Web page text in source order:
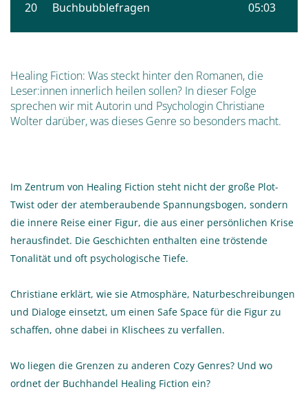
Healing Fiction: Was steckt hinter den Romanen, die
Leser:innen innerlich heilen sollen? In dieser Folge
sprechen wir mit Autorin und Psychologin Christiane
Wolter darüber, was dieses Genre so besonders macht.
Im Zentrum von Healing Fiction steht nicht der große Plot-
Twist oder der atemberaubende Spannungsbogen, sondern
die innere Reise einer Figur, die aus einer persönlichen Krise
herausfindet. Die Geschichten enthalten eine tröstende
Tonalität und oft psychologische Tiefe.
Christiane erklärt, wie sie Atmosphäre, Naturbeschreibungen
und Dialoge einsetzt, um einen Safe Space für die Figur zu
schaffen, ohne dabei in Klischees zu verfallen.
Wo liegen die Grenzen zu anderen Cozy Genres? Und wo
ordnet der Buchhandel Healing Fiction ein?